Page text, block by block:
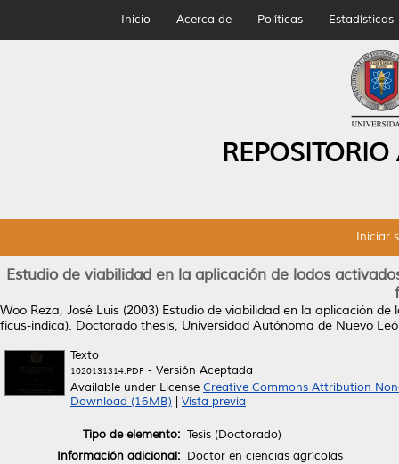
Inicio Acerca de Políticas Estadísticas
Iniciar
Estudio de viabilidad en la aplicación de lodos
Woo Reza, José Luis (2003) Estudio de viabilidad en la aplicación
ficus-indica). Doctorado thesis, Universidad Autónoma de Nuevo
Texto
1020131314.PDF - Versión Aceptada
Available under License Creative Commons Attribution
Download (16MB)
Vista previa
Tipo de elemento: Tesis (Doctorado)
Información adicional: Doctor en ciencias agrícolas